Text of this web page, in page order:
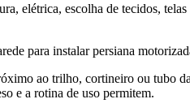
elétrica, escolha de tecidos,
para instalar persiana
ao trilho, cortineiro ou tubo
e a rotina de uso permitem.